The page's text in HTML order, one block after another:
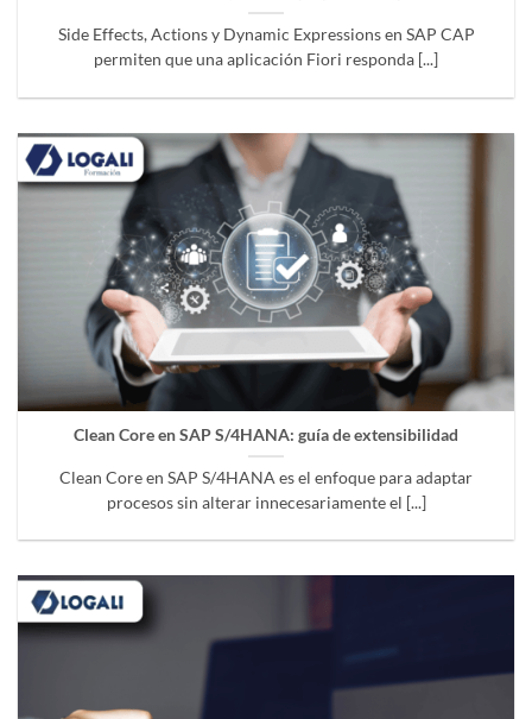
Side Effects, Actions y Dynamic Expressions en SAP CAP
permiten que una aplicación Fiori responda [...]
Clean Core en SAP S/4HANA: guía de extensibilidad
Clean Core en SAP S/4HANA es el enfoque para adaptar
procesos sin alterar innecesariamente el [...]